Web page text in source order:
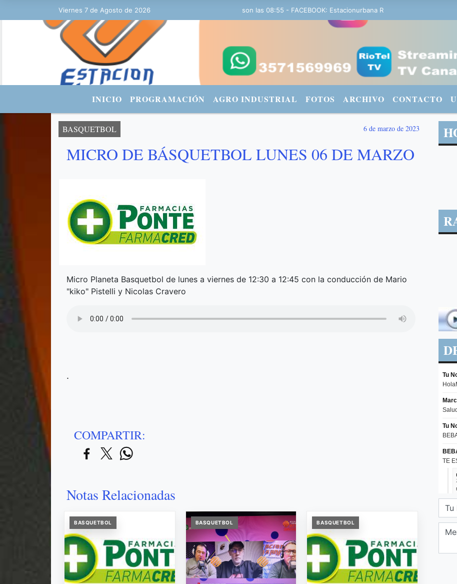
Viernes 7 de Agosto de 2026Hoy es Viernes 7 de Agosto de 2026 y son las 08:55 - FACEBOOK: Estacionurbana Radiourbana - TWITTER:
INICIO PROGRAMACIÓN AGRO INDUSTRIAL FOTOS ARCHIVO CONTACTO
BASQUETBOL 6 de marzo de 2023
MICRO DE BÁSQUETBOL LUNES 06 DE MARZO
Micro Planeta Basquetbol de lunes a viernes de 12:30 a 12:45 con la conducción de Mario
"kiko" Pistelli y Nicolas Cravero
.
COMPARTIR:
Notas Relacionadas
BASQUETBOL BASQUETBOL BASQUETBOL